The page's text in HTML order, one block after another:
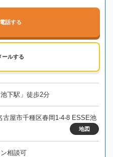
電話する
ールする
下駅」徒歩2分
古屋市千種区春岡1-4-8 ESSE池
地図
相談可